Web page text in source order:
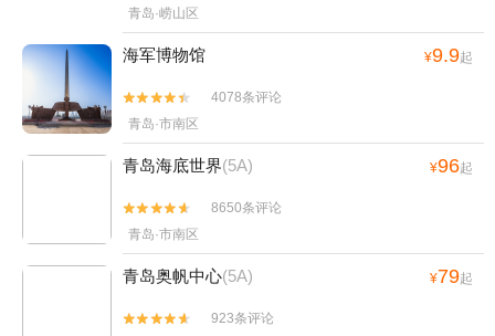
青岛·崂山区
海军博物馆 ¥9.9起


4078条评论
青岛·市南区
青岛海底世界(5A) ¥96起


8650条评论
青岛·市南区
青岛奥帆中心(5A) ¥79起

 923条评论